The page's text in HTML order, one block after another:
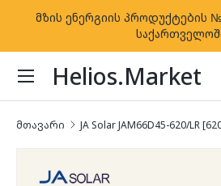
კონტენტზე გადასვლა
მზის ენერგიის პროდუქტების
Helios.Market
ძებნა
მთავარი JA Solar JAM66D45-620/LR
პროდუქტის